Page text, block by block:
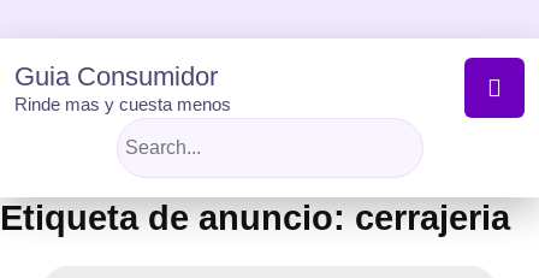
to
content
Guia Consumidor
Rinde mas y cuesta menos
Etiqueta de anuncio:cerrajeria